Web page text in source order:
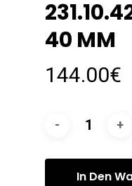
40 MM
144.00€
In Den